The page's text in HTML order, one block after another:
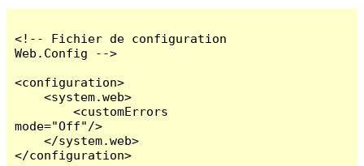
<!-- Fichier de configuration
Web.Config -->
<configuration>
    <system.web>
        <customErrors
mode="Off"/>
    </system.web>
</configuration>